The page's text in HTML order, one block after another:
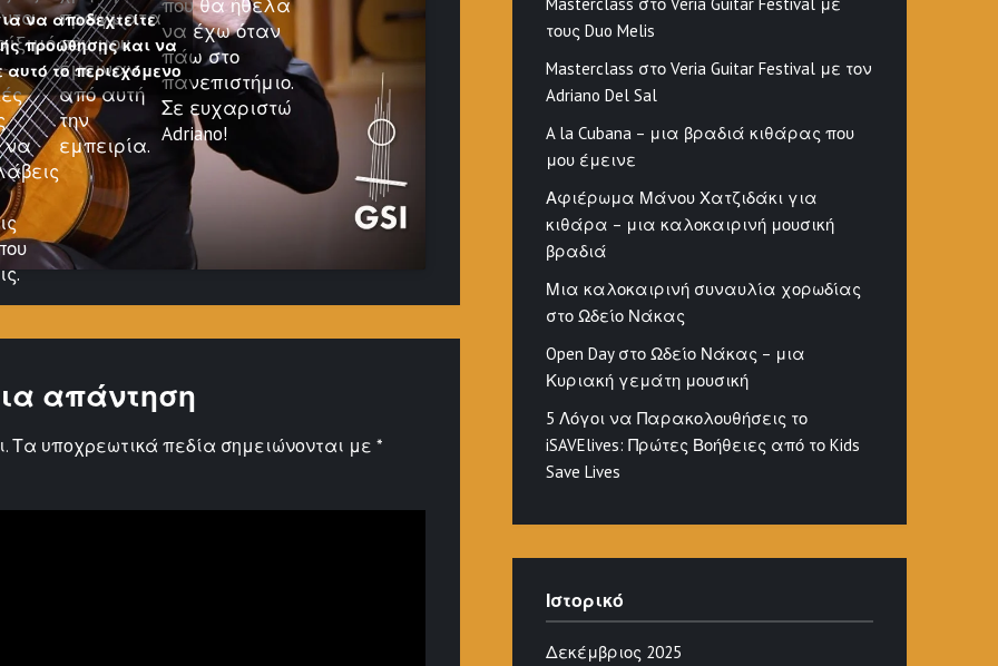
να
πράγματα
που μου
έμειναν
από αυτή
την
εμπειρία.
που θα ήθελα
να έχω όταν
πάω στο
πανεπιστήμιο.
Σε ευχαριστώ
Adriano!
να αποδεχτείτε
προώθησης και να
αυτό το περιεχόμενο
απάντηση
Τα υποχρεωτικά πεδία σημειώνονται με *
τους Duo Melis
Masterclass στο Veria Guitar Festival με τον
Adriano Del Sal
A la Cubana – μια βραδιά κιθάρας που
μου έμεινε
Αφιέρωμα Μάνου Χατζιδάκι για
κιθάρα – μια καλοκαιρινή μουσική
βραδιά
Μια καλοκαιρινή συναυλία χορωδίας
στο Ωδείο Νάκας
Open Day στο Ωδείο Νάκας – μια
Κυριακή γεμάτη μουσική
5 Λόγοι να Παρακολουθήσεις το
iSAVElives: Πρώτες Βοήθειες από το Kids
Save Lives
Ιστορικό
Δεκέμβριος 2025